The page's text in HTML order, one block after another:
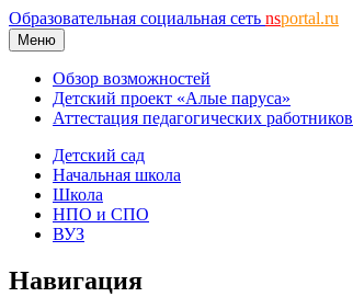
Образовательная социальная сеть nsportal.ru
Меню
Обзор возможностей
Детский проект «Алые паруса»
Аттестация педагогических работников
Детский сад
Начальная школа
Школа
НПО и СПО
ВУЗ
Навигация